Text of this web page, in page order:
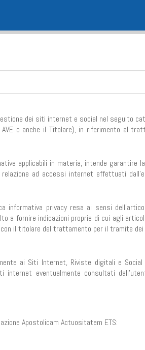
dei siti internet e social nel seguito
AVE o anche il Titolare), in riferimento al
applicabili in materia, intende garantire
ad accessi internet effettuati
informativa privacy resa ai sensi
a fornire indicazioni proprie di cui agli
il titolare del trattamento per il tramite
ai Siti Internet, Riviste digitali e Social
eventualmente consultati
Apostolicam Actuositatem ETS: